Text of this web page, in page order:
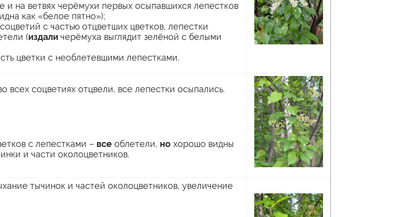
и на ветвях черёмухи первых осыпавшихся лепестков
как «белое пятно»);
с частью отцветших цветков, лепестки
(издали черёмуха выглядит зелёной с белыми
цветки с необлетевшими лепестками.
всех соцветиях отцвели, все лепестки осыпались.
с лепестками – все облетели, но хорошо видны
и части околоцветников.
тычинок и частей околоцветников, увеличение